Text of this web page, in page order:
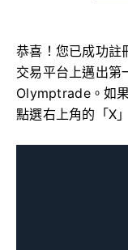
恭喜！您已成功註
交易平台上邁出第
Olymptrade。如
點選右上角的「X